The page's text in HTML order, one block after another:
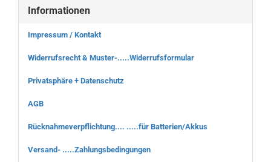
Informationen
Impressum / Kontakt
Widerrufsrecht & Muster-.....Widerrufsformular
Privatsphäre + Datenschutz
AGB
Rücknahmeverpflichtung.... .....für Batterien/Akkus
Versand- .....Zahlungsbedingungen